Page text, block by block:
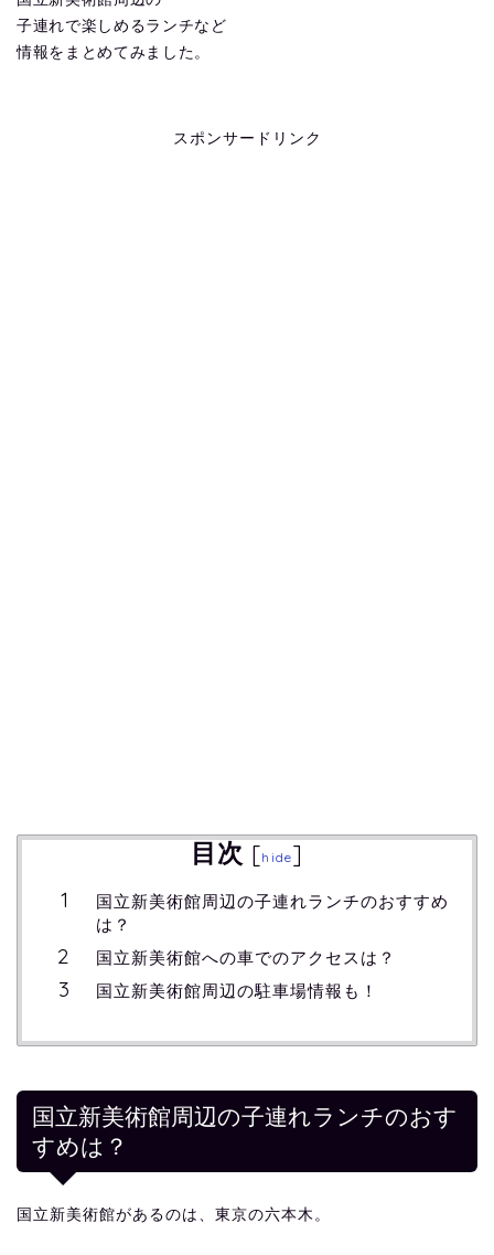
子連れで楽しめるランチなど
情報をまとめてみました。
スポンサードリンク
目次 [hide]
国立新美術館周辺の子連れランチのおすすめ
は？
国立新美術館への車でのアクセスは？
国立新美術館周辺の駐車場情報も！
国立新美術館周辺の子連れランチのおす
すめは？
国立新美術館があるのは、東京の六本木。